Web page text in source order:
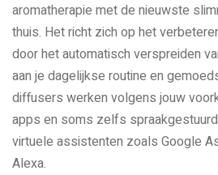
aromatherapie met de nieuwste
thuis. Het richt zich op het
door het automatisch verspreiden
aan je dagelijkse routine en
diffusers werken volgens jouw
apps en soms zelfs
virtuele assistenten zoals Google
Alexa.